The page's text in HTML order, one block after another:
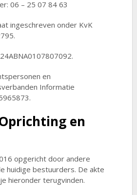
06 – 25 07 84 63
ingeschreven onder KvK
en
Informatie
en
opgericht door andere
huidige bestuurders. De akte
hieronder terugvinden.